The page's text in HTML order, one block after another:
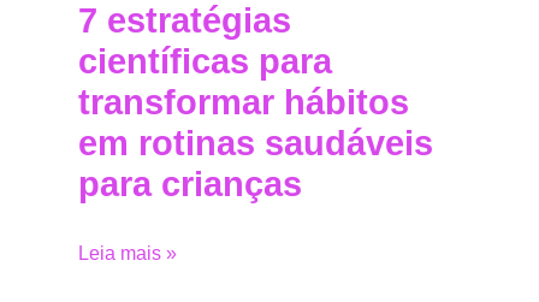
7 estratégias
científicas para
transformar hábitos
em rotinas saudáveis
para crianças
Leia mais »